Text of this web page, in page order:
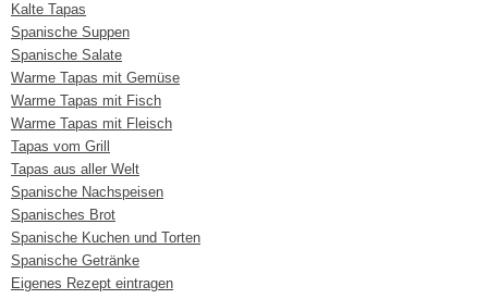
Kalte Tapas
Spanische Suppen
Spanische Salate
Warme Tapas mit Gemüse
Warme Tapas mit Fisch
Warme Tapas mit Fleisch
Tapas vom Grill
Tapas aus aller Welt
Spanische Nachspeisen
Spanisches Brot
Spanische Kuchen und Torten
Spanische Getränke
Eigenes Rezept eintragen